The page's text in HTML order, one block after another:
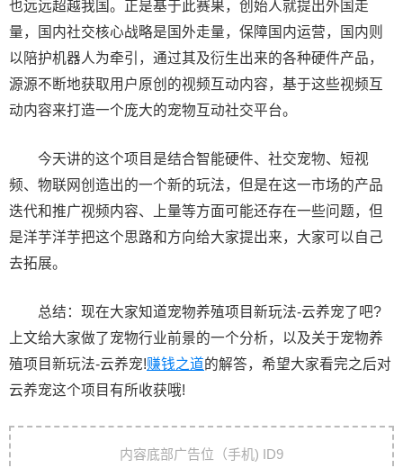
也远远超越我国。正是基于此赛果，创始人就提出外国走
量，国内社交核心战略是国外走量，保障国内运营，国内则
以陪护机器人为牵引，通过其及衍生出来的各种硬件产品，
源源不断地获取用户原创的视频互动内容，基于这些视频互
动内容来打造一个庞大的宠物互动社交平台。
今天讲的这个项目是结合智能硬件、社交宠物、短视
频、物联网创造出的一个新的玩法，但是在这一市场的产品
迭代和推广视频内容、上量等方面可能还存在一些问题，但
是洋芋洋芋把这个思路和方向给大家提出来，大家可以自己
去拓展。
总结：现在大家知道宠物养殖项目新玩法-云养宠了吧?
上文给大家做了宠物行业前景的一个分析，以及关于宠物养
殖项目新玩法-云养宠!赚钱之道的解答，希望大家看完之后对
云养宠这个项目有所收获哦!
文
章
内容底部广告位（手机) ID9